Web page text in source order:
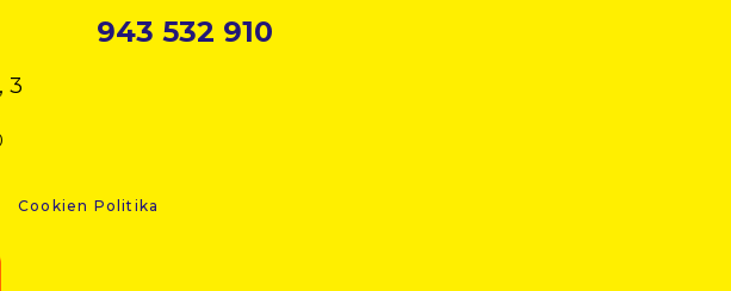
3
943 532 910
Cookien Politika